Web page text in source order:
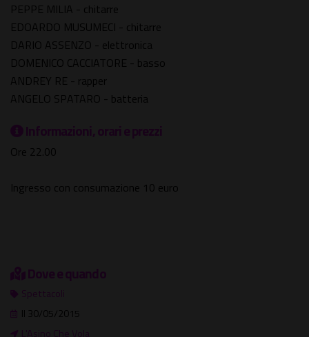
PEPPE MILIA - chitarre
EDOARDO MUSUMECI - chitarre
DARIO ASSENZO - elettronica
DOMENICO CACCIATORE - basso
ANDREY RE - rapper
ANGELO SPATARO - batteria
Informazioni, orari e prezzi
Ore 22.00
Ingresso con consumazione 10 euro
Dove e quando
Spettacoli
Il 30/05/2015
L'Asino Che Vola